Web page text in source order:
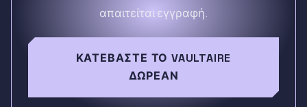
απαιτείται εγγραφή.
ΚΑΤΕΒΆΣΤΕ ΤΟ VAULTAIRE
ΔΩΡΕΆΝ